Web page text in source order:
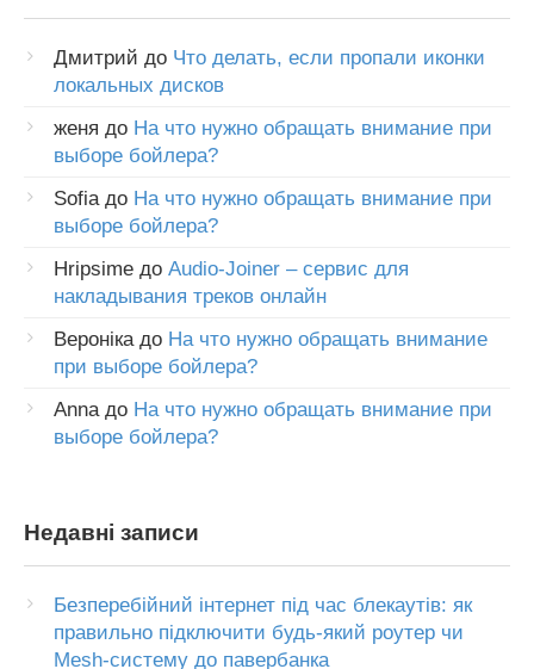
Дмитрий до Что делать, если пропали иконки
локальных дисков
женя до На что нужно обращать внимание при
выборе бойлера?
Sofiaдо На что нужно обращать внимание при
выборе бойлера?
Hripsime до Audio-Joiner – сервис для
накладывания треков онлайн
Веронікадо На что нужно обращать внимание
при выборе бойлера?
Annaдо На что нужно обращать внимание при
выборе бойлера?
Недавні записи
Безперебійний інтернет під час блекаутів: як
правильно підключити будь-який роутер чи
Mesh-систему до павербанка